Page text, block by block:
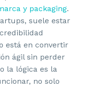
y packaging.
suele estar
está en convertir
ágil sin perder
la lógica es la
no solo